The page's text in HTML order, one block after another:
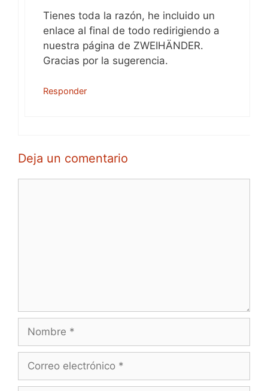
Tienes toda la razón, he incluido un
enlace al final de todo redirigiendo a
nuestra página de ZWEIHÄNDER.
Gracias por la sugerencia.
Responder
Deja un comentario
electrónico